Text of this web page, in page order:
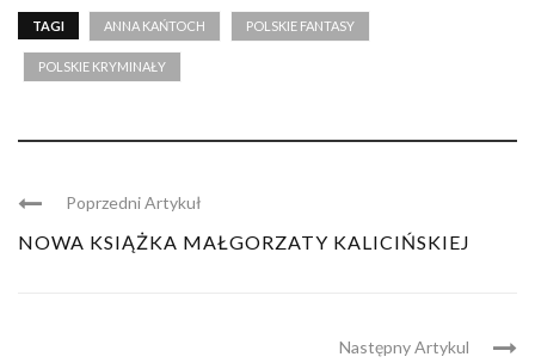
TAGI ANNA KAŃTOCH POLSKIE FANTASY
POLSKIE KRYMINAŁY
Poprzedni Artykuł
NOWA KSIĄŻKA MAŁGORZATY KALICIŃSKIEJ
Następny Artykul